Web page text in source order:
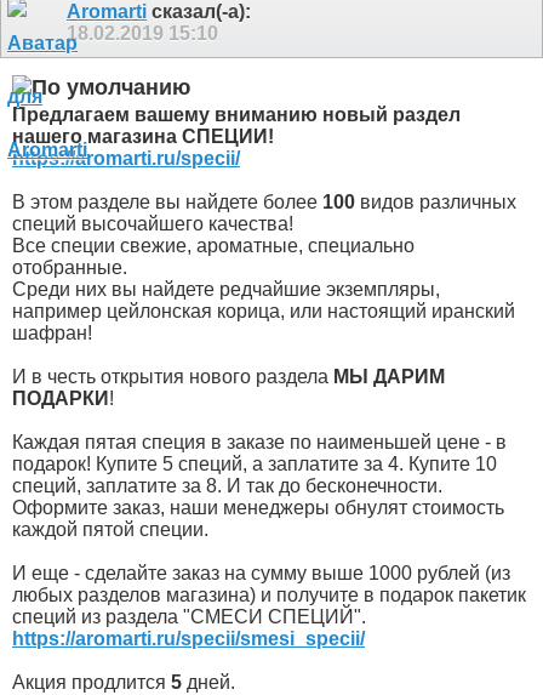
Aromarti сказал(-а):
18.02.2019 15:10
Предлагаем вашему вниманию новый раздел
нашего магазина СПЕЦИИ!
https://aromarti.ru/specii/
В этом разделе вы найдете более 100 видов различных
специй высочайшего качества!
Все специи свежие, ароматные, специально
отобранные.
Среди них вы найдете редчайшие экземпляры,
например цейлонская корица, или настоящий иранский
шафран!
И в честь открытия нового раздела МЫ ДАРИМ
ПОДАРКИ !
Каждая пятая специя в заказе по наименьшей цене - в
подарок! Купите 5 специй, а заплатите за 4. Купите 10
специй, заплатите за 8. И так до бесконечности.
Оформите заказ, наши менеджеры обнулят стоимость
каждой пятой специи.
И еще - сделайте заказ на сумму выше 1000 рублей (из
любых разделов магазина) и получите в подарок пакетик
специй из раздела "СМЕСИ СПЕЦИЙ".
https://aromarti.ru/specii/smesi_specii/
Акция продлится 5 дней.